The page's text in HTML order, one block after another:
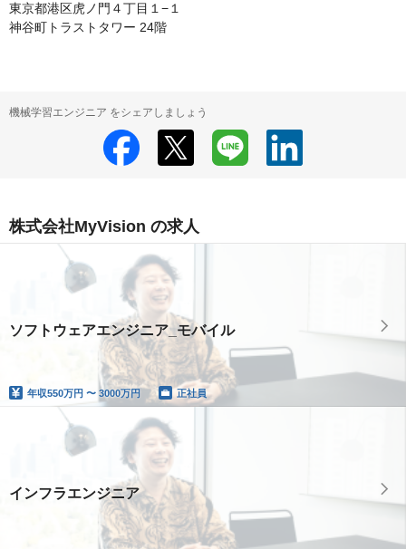
東京都港区虎ノ門４丁目１−１
神谷町トラストタワー 24階
機械学習エンジニア をシェアしましょう
株式会社MyVision の求人
ソフトウェアエンジニア_モバイル
年収550万円 〜 3000万円 正社員
インフラエンジニア